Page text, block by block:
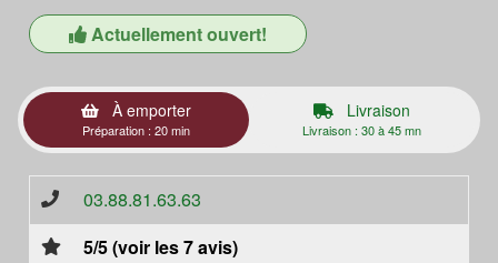
Actuellement ouvert!
À emporter
Préparation : 20 min
Livraison
Livraison : 30 à 45 mn
03.88.81.63.63
5/5 (voir les 7 avis)